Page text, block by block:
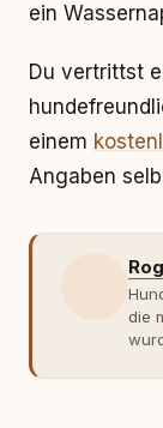
ein
Du vertrittst
einem
Angaben
die